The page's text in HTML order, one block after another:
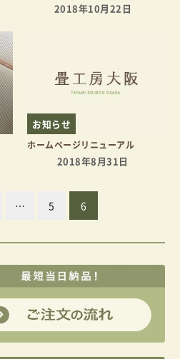
2018年10月22日
お知らせ
ホームページリニューアル
2018年8月31日
… 5 6